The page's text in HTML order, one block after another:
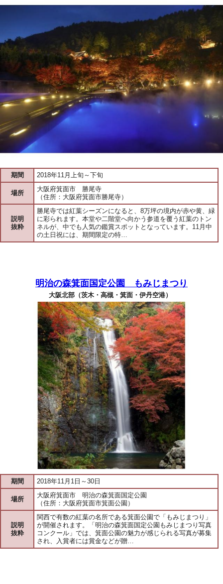
期間 2018年11月上旬～下旬
場所
大阪府箕面市 勝尾寺
（住所：大阪府箕面市勝尾寺）
説明
抜粋
勝尾寺では紅葉シーズンになると、8万坪の境内が赤や黄、緑
に彩られます。本堂や二階堂へ向かう参道を覆う紅葉のトン
ネルが、中でも人気の鑑賞スポットとなっています。11月中
の土日祝には、期間限定の特…
明治の森箕面国定公園 もみじまつり
大阪北部（茨木・高槻・箕面・伊丹空港）
期間 2018年11月1日～30日
場所
大阪府箕面市 明治の森箕面国定公園
（住所：大阪府箕面市箕面公園）
説明
抜粋
関西で有数の紅葉の名所である箕面公園で「もみじまつり」
が開催されます。「明治の森箕面国定公園もみじまつり写真
コンクール」では、箕面公園の魅力が感じられる写真が募集
され、入賞者には賞金などが贈…